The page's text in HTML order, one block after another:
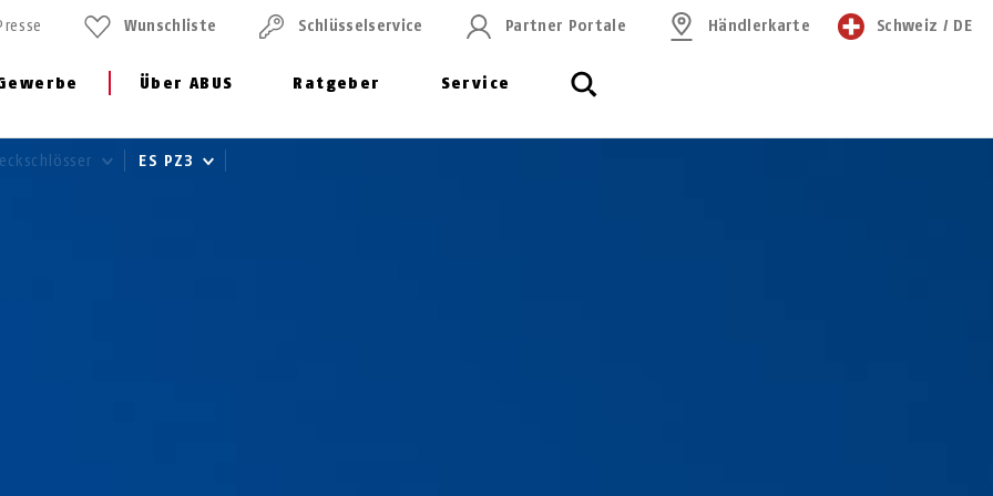
Über ABUS Ratgeber Service
Wunschliste Schlüssel­service Partner Portale Händlerkarte Schweiz / DE
ES PZ3